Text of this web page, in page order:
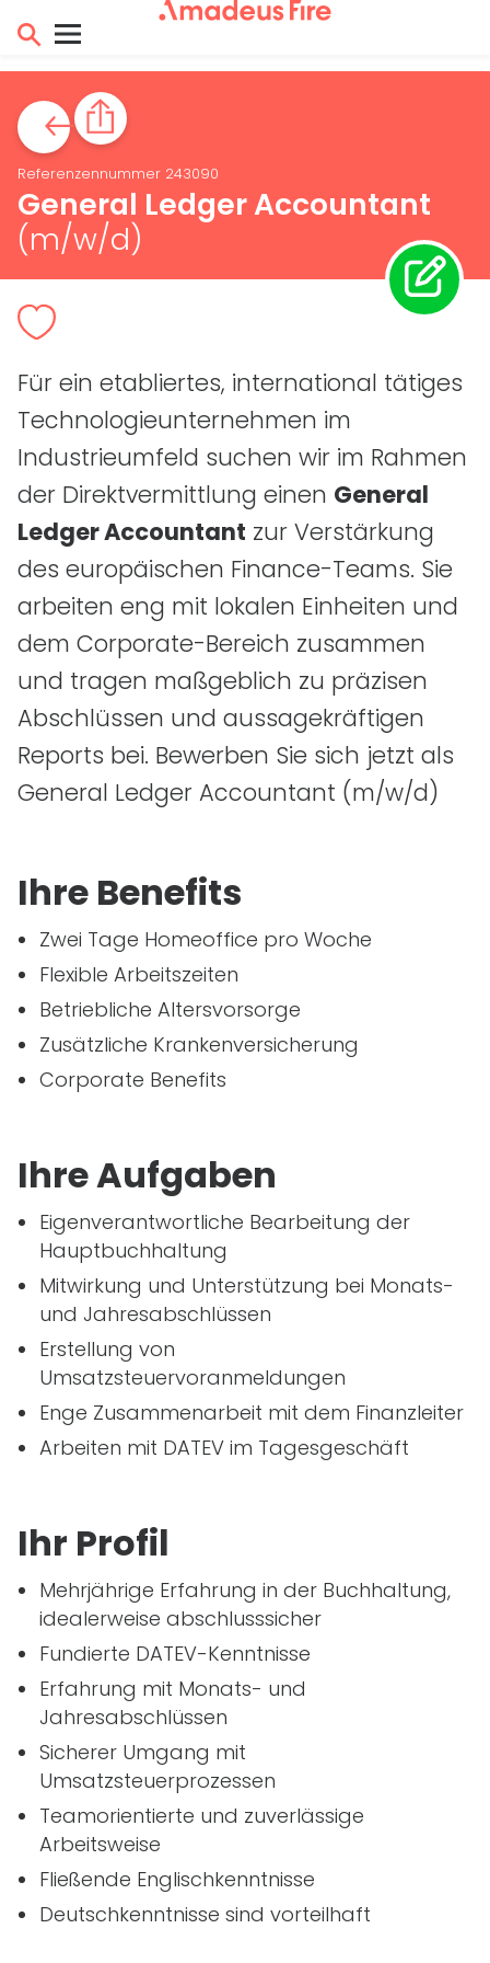
Referenzennummer 243090
General Ledger Accountant
(m/w/d)
Für ein etabliertes, international tätiges
Technologieunternehmen im
Industrieumfeld suchen wir im Rahmen
der Direktvermittlung einen General
Ledger Accountant zur Verstärkung
des europäischen Finance-Teams. Sie
arbeiten eng mit lokalen Einheiten und
dem Corporate-Bereich zusammen
und tragen maßgeblich zu präzisen
Abschlüssen und aussagekräftigen
Reports bei. Bewerben Sie sich jetzt als
General Ledger Accountant (m/w/d)
Ihre Benefits
Zwei Tage Homeoffice pro Woche
Flexible Arbeitszeiten
Betriebliche Altersvorsorge
Zusätzliche Krankenversicherung
Corporate Benefits
Ihre Aufgaben
Eigenverantwortliche Bearbeitung der
Hauptbuchhaltung
Mitwirkung und Unterstützung bei Monats-
und Jahresabschlüssen
Erstellung von
Umsatzsteuervoranmeldungen
Enge Zusammenarbeit mit dem Finanzleiter
Arbeiten mit DATEV im Tagesgeschäft
Ihr Profil
Mehrjährige Erfahrung in der Buchhaltung,
idealerweise abschlusssicher
Fundierte DATEV-Kenntnisse
Erfahrung mit Monats- und
Jahresabschlüssen
Sicherer Umgang mit
Umsatzsteuerprozessen
Teamorientierte und zuverlässige
Arbeitsweise
Fließende Englischkenntnisse
Deutschkenntnisse sind vorteilhaft